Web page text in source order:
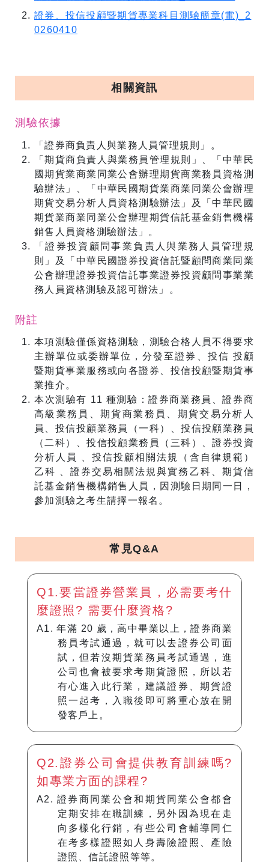
證券、投信投顧暨期貨專業科目測驗簡章(電)_2
0260410
相關資訊
測驗依據
「證券商負責人與業務人員管理規則」。
「期貨商負責人與業務員管理規則」、「中華民
國期貨業商業同業公會辦理期貨商業務員資格測
驗辦法」、「中華民國期貨業商業同業公會辦理
期貨交易分析人員資格測驗辦法」及「中華民國
期貨業商業同業公會辦理期貨信託基金銷售機構
銷售人員資格測驗辦法」。
「證券投資顧問事業負責人與業務人員管理規
則」及「中華民國證券投資信託暨顧問商業同業
公會辦理證券投資信託事業證券投資顧問事業業
務人員資格測驗及認可辦法」。
附註
本項測驗僅係資格測驗，測驗合格人員不得要求
主辦單位或委辦單位，分發至證券、投信 投顧
暨期貨事業服務或向各證券、投信投顧暨期貨事
業推介。
本次測驗有 11 種測驗：證券商業務員、證券商
高級業務員、期貨商業務員、期貨交易分析人
員、投信投顧業務員（一科）、投信投顧業務員
（二科）、投信投顧業務員（三科）、證券投資
分析人員 、投信投顧相關法規（含自律規範）
乙科 、證券交易相關法規與實務乙科、期貨信
託基金銷售機構銷售人員，因測驗日期同一日，
參加測驗之考生請擇一報名。
常見Q&A
Q1.要當證券營業員，必需要考什
麼證照? 需要什麼資格?
A1. 年滿 20 歲，高中畢業以上，證券商業
務員考試通過，就可以去證券公司面
試，但若沒期貨業務員考試通過，進
公司也會被要求考期貨證照，所以若
有心進入此行業，建議證券、期貨證
照一起考，入職後即可將重心放在開
發客戶上。
Q2.證券公司會提供教育訓練嗎?
如專業方面的課程?
A2. 證券商同業公會和期貨同業公會都會
定期安排在職訓練，另外因為現在走
向多樣化行銷，有些公司會輔導同仁
在考多樣證照如人身壽險證照、產險
證照、信託證照等等。